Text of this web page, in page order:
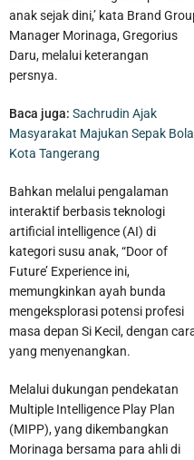
Seorang Lansia
dan Barang Berharga
anak sejak dini,’ kata Brand
Manager Morinaga, Gregorius
Daru, melalui keterangan
persnya.
Baca juga: Sachrudin Ajak
Masyarakat Majukan Sepak Bola
Kota Tangerang
Bahkan melalui pengalaman
interaktif berbasis teknologi
artificial intelligence (AI) di
kategori susu anak, “Door of
Future’ Experience ini,
memungkinkan ayah bunda
mengeksplorasi potensi profesi
masa depan Si Kecil, dengan
yang menyenangkan.
Melalui dukungan pendekatan
Multiple Intelligence Play Plan
(MIPP), yang dikembangkan
Morinaga bersama para ahli di